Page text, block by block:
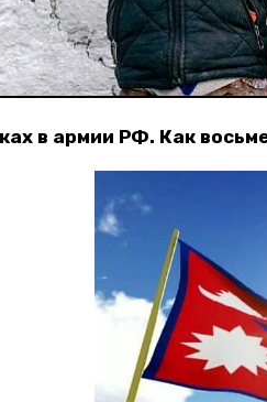
в армии РФ. Как